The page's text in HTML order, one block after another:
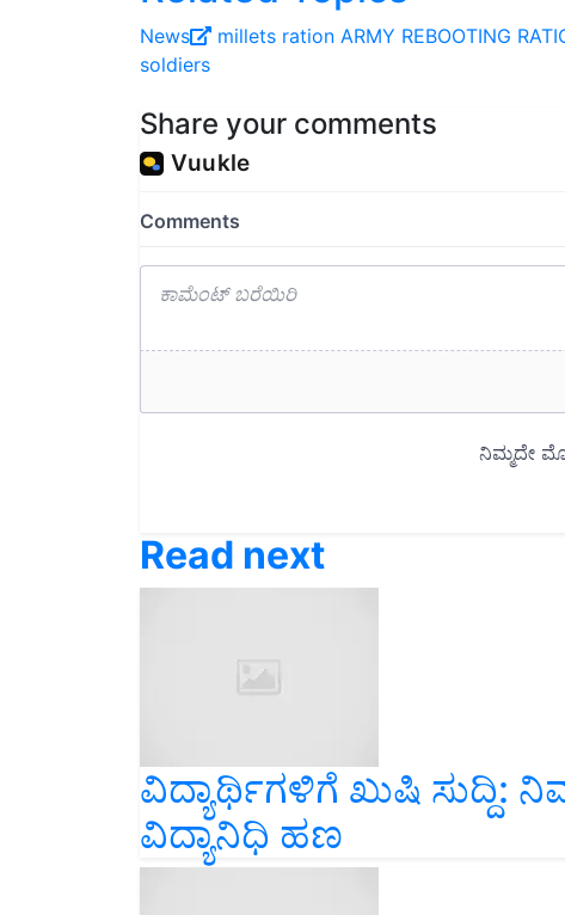
News millets ration ARMY REBOOTING
soldiers
Share your comments
Read next
ವಿದ್ಯಾರ್ಥಿಗಳಿಗೆ ಖುಷಿ ಸುದ್ದಿ:
ವಿದ್ಯಾನಿಧಿ ಹಣ